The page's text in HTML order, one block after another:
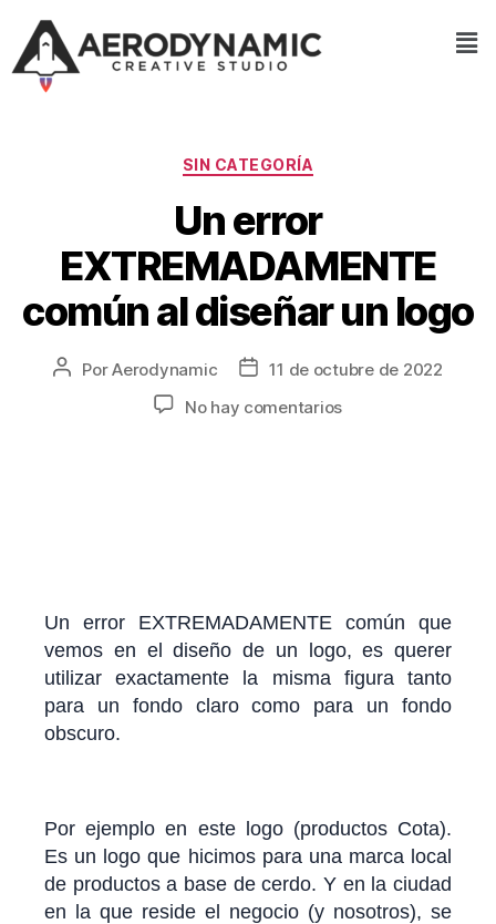
SIN CATEGORÍA
Un error
EXTREMADAMENTE
común al diseñar un logo
PorAerodynamic
11 de octubre de 2022
No hay comentarios
Un error EXTREMADAMENTE común que
vemos en el diseño de un logo, es querer
utilizar exactamente la misma figura tanto
para un fondo claro como para un fondo
obscuro.
Por ejemplo en este logo (productos Cota).
Es un logo que hicimos para una marca local
de productos a base de cerdo. Y en la ciudad
en la que reside el negocio (y nosotros), se